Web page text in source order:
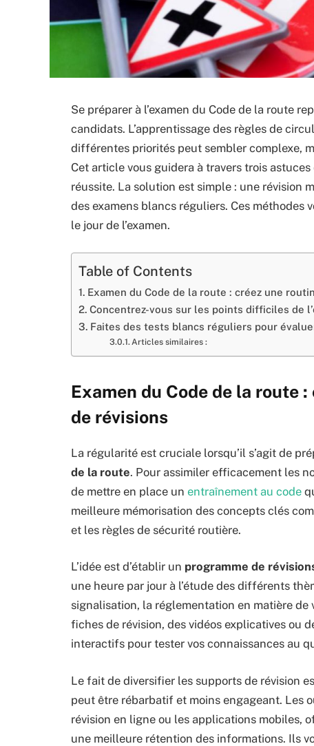
Se préparer à l’examen du Code de la route
candidats. L’apprentissage des règles de
différentes priorités peut sembler complexe,
Cet article vous guidera à travers trois
réussite. La solution est simple : une révision
des examens blancs réguliers. Ces méthodes
le jour de l’examen.
Table of Contents
Examen du Code de la route : créez une
Concentrez-vous sur les points difficiles de
Faites des tests blancs réguliers pour
Articles similaires :
Examen du Code de la route
de révisions
La régularité est cruciale lorsqu’il s’agit de
de la route. Pour assimiler efficacement les
de mettre en place un entraînement au code
meilleure mémorisation des concepts clés
et les règles de sécurité routière.
L’idée est d’établir un programme de
une heure par jour à l’étude des différents
signalisation, la réglementation en matière
fiches de révision, des vidéos explicatives ou
interactifs pour tester vos connaissances au
Le fait de diversifier les supports de révision
peut être rébarbatif et moins engageant. Les
révision en ligne ou les applications mobiles,
une meilleure rétention des informations. Ils